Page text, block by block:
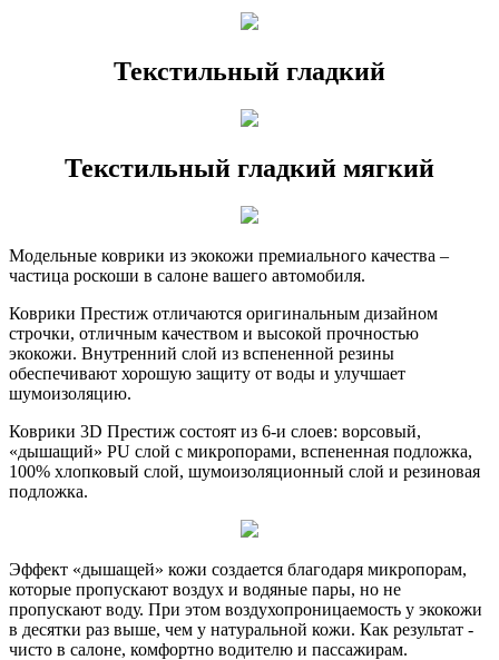
Текстильный гладкий
Текстильный гладкий мягкий
Модельные коврики из экокожи премиального качества –
частица роскоши в салоне вашего автомобиля.
Коврики Престиж отличаются оригинальным дизайном
строчки, отличным качеством и высокой прочностью
экокожи. Внутренний слой из вспененной резины
обеспечивают хорошую защиту от воды и улучшает
шумоизоляцию.
Коврики 3D Престиж состоят из 6-и слоев: ворсовый,
«дышащий» PU слой с микропорами, вспененная подложка,
100% хлопковый слой, шумоизоляционный слой и резиновая
подложка.
Эффект «дышащей» кожи создается благодаря микропорам,
которые пропускают воздух и водяные пары, но не
пропускают воду. При этом воздухопроницаемость у экокожи
в десятки раз выше, чем у натуральной кожи. Как результат -
чисто в салоне, комфортно водителю и пассажирам.